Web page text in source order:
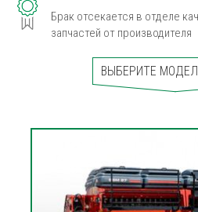
Брак отсекается в отделе
запчастей от производителя
ВЫБЕРИТЕ